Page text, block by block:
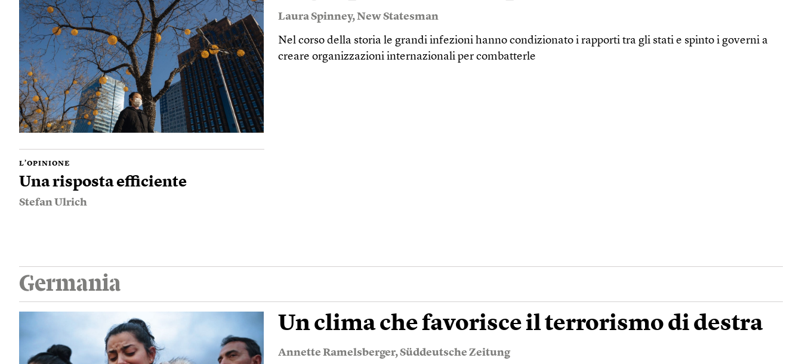
Laura Spinney,New Statesman
Nel corso della storia le grandi infezioni hanno condizionato i rapporti tra gli stati e spinto i governi a
creare organizzazioni internazionali per combatterle
L’OPINIONE
Una risposta efficiente
Stefan Ulrich
Germania
Un clima che favorisce il terrorismo di destra
Annette Ramelsberger,Süddeutsche Zeitung